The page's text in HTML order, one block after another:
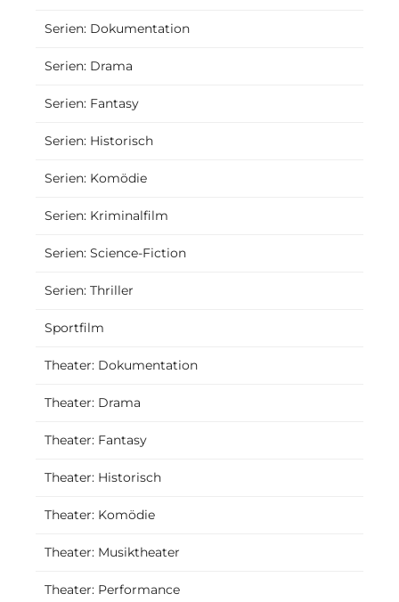
Serien: Dokumentation
Serien: Drama
Serien: Fantasy
Serien: Historisch
Serien: Komödie
Serien: Kriminalfilm
Serien: Science-Fiction
Serien: Thriller
Sportfilm
Theater: Dokumentation
Theater: Drama
Theater: Fantasy
Theater: Historisch
Theater: Komödie
Theater: Musiktheater
Theater: Performance